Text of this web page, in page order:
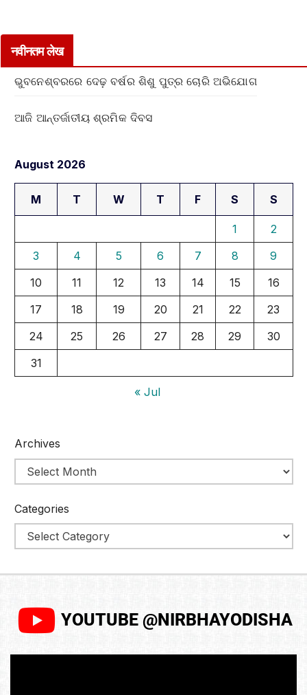
नवीनतम लेख
ଭୁବନେଶ୍ବରରେ ଦେଢ଼ ବର୍ଷର ଶିଶୁ ପୁତ୍ର ଚୋରି ଅଭିଯୋଗ
ଆଜି ଆନ୍ତର୍ଜାତୀୟ ଶ୍ରମିକ ଦିବସ
August 2026
M T W T F S S
1
2
3
4 5 6 7 8
9
10
11 12 13 14 15
16
17
18 19 20 21 22
23
24
25 26 27 28 29
30
31
« Jul
Archives
Categories
YOUTUBE @NIRBHAYODISHA